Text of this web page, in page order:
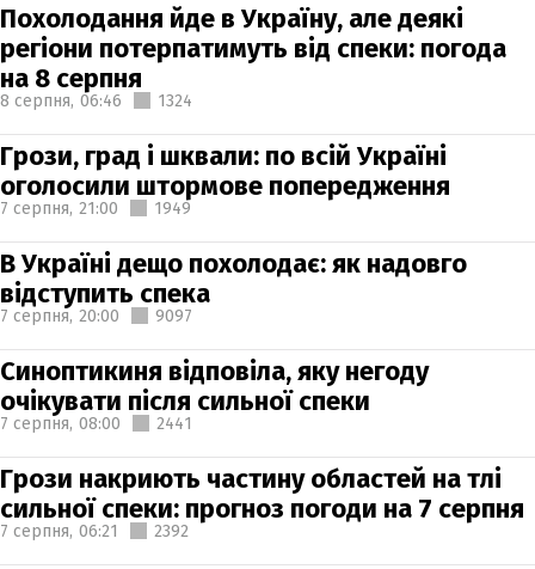
Похолодання йде в Україну, але деякі
регіони потерпатимуть від спеки: погода
на 8 серпня
8 серпня, 06:46 1324
Грози, град і шквали: по всій Україні
оголосили штормове попередження
7 серпня, 21:00 1949
В Україні дещо похолодає: як надовго
відступить спека
7 серпня, 20:00 9097
Синоптикиня відповіла, яку негоду
очікувати після сильної спеки
7 серпня, 08:00 2441
Грози накриють частину областей на тлі
сильної спеки: прогноз погоди на 7 серпня
7 серпня, 06:21 2392